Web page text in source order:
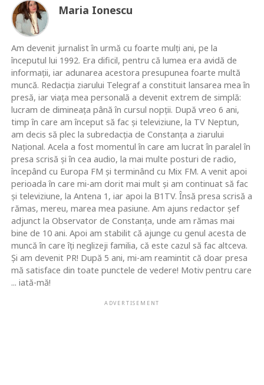
Maria Ionescu
Am devenit jurnalist în urmă cu foarte mulţi ani, pe la
începutul lui 1992. Era dificil, pentru că lumea era avidă de
informaţii, iar adunarea acestora presupunea foarte multă
muncă. Redacţia ziarului Telegraf a constituit lansarea mea în
presă, iar viaţa mea personală a devenit extrem de simplă:
lucram de dimineaţa până în cursul nopţii. După vreo 6 ani,
timp în care am început să fac şi televiziune, la TV Neptun,
am decis să plec la subredacţia de Constanţa a ziarului
Naţional. Acela a fost momentul în care am lucrat în paralel în
presa scrisă şi în cea audio, la mai multe posturi de radio,
începând cu Europa FM şi terminând cu Mix FM. A venit apoi
perioada în care mi-am dorit mai mult şi am continuat să fac
şi televiziune, la Antena 1, iar apoi la B1TV. Însă presa scrisă a
rămas, mereu, marea mea pasiune. Am ajuns redactor şef
adjunct la Observator de Constanţa, unde am rămas mai
bine de 10 ani. Apoi am stabilit că ajunge cu genul acesta de
muncă în care îţi neglizeji familia, că este cazul să fac altceva.
Şi am devenit PR! După 5 ani, mi-am reamintit că doar presa
mă satisface din toate punctele de vedere! Motiv pentru care
... iată-mă!
ADVERTISEMENT